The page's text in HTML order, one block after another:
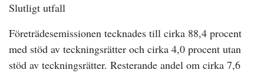
Slutligt utfall
Företrädesemissionen tecknades till cirka 88,4 procent
med stöd av teckningsrätter och cirka 4,0 procent utan
stöd av teckningsrätter. Resterande andel om cirka 7,6